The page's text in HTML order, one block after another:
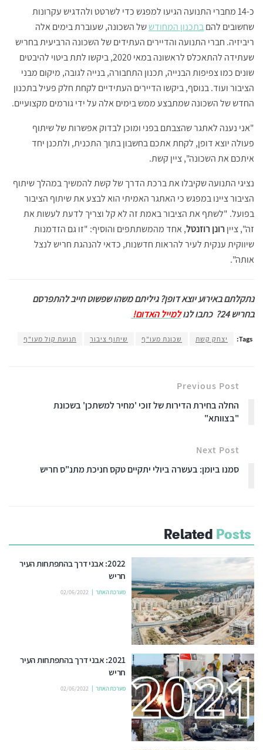
כ-14 מחברי התנועה הגיעו למפגשכדי לשרטטולהדגישעקרונות
שחשובים להםבתכנון המחודששלהשכונה,שעוברתבימים אלה
ריביזיה. חברי התנועה והדיירים העתידיםשלהשכונה הרביעיתבחריש
שעתידה להתאכלסלראשונהבמאי ביקשו לתתביטוי להיבטים
שונים כמוצפיפותהבנייה, תכנון התחבורה,בנייה לגובה, מיקום מבני
הציבורועוד.בנוסף,ביקשו הדיירים העתידיים לקחתחלק פעילבתכנון
החדששלהשכונהשמתבצעממשבימים אלה עלידיגורמים מקצועיים.
"אני נענה לאתגר שהצבתם בפני ומוכן לבדוק אפשרות של שיתוף
פעולה יוצא דופן, לקחת אתכם בחשבון בתוך התכנית, ולתכנן יחד
איתכם את השכונה", ציין קשת.
נציגי התנועה שקיבלו את ברכת הדרך של קשת להמשיך במהלך שיתוף
הציבור ציינו במפגש כי האתגר האמיתי הוא לבצע את שיתוף הציבור
בפועל. "לשתף את הציבור באמת זה לא קל וצריך לדעת לעשות את
זה", ציין רונן רוזנטל, אחד מהמשתתפים והוסיף: "זו גם הזדמנות
שיווקית ענקית לעיר להראות חדשנות, כדאי להנהגת חריש לנצל
אותה".
נתקלתם באירוע יוצא דופן? גיליתם משהו שפשוט חייב להתפרסם
בחריש 24?
כתבו לנולמייל האדום!
Tags: יצחק קשת שכונת מעו"ף שיתוף ציבור תנועת קול מעו"ף
Previous Post
החלה בחירת הדירות של זוכי 'מחיר למשתכן' בשכונת
"בצוותא"
Next Post
סמנו ביומן: בעשרה ביולי יתקיים טקס חניכת מתנ"ס חריש
Related Posts
2022: אבני דרך בהתפתחות העיר
חריש
מערכת האתר 02/06/2022
2021: אבני דרך בהתפתחות העיר
חריש
מערכת האתר 02/06/2022